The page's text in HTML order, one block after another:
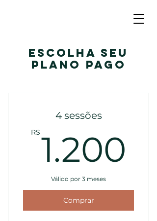
Escolha seu
plano pago
4 sessões
R$1.200
Válido por 3 meses
Comprar